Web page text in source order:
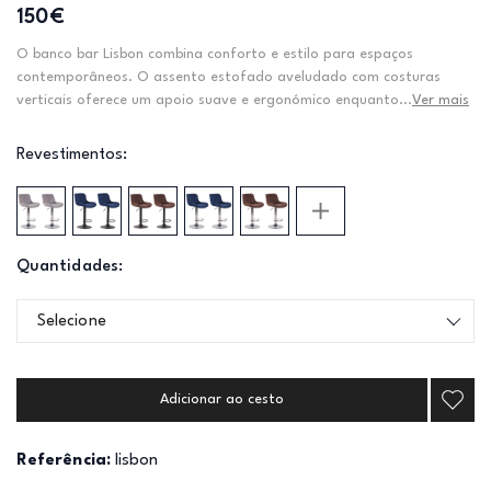
150€
O banco bar Lisbon combina conforto e estilo para espaços
contemporâneos. O assento estofado aveludado com costuras
verticais oferece um apoio suave e ergonómico enquanto...Ver mais
Revestimentos:
Quantidades:
Selecione
Adicionar ao cesto
Referência: lisbon